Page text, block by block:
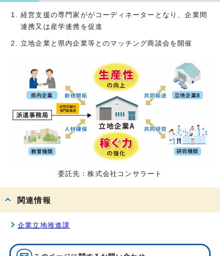
経営支援の専門家ががコーディネーターとなり、企業間
連携又は産学連携を促進
立地企業と県内企業等とのマッチング商談会を開催
委託先：株式会社コンサラート
関連情報
企業立地推進課